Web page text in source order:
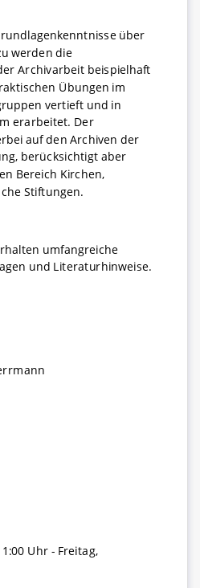
über
werden die
Archivarbeit beispielhaft
Übungen im
vertieft und in
erarbeitet. Der
auf den Archiven der
berücksichtigt aber
Bereich Kirchen,
Stiftungen.
umfangreiche
und Literaturhinweise.
Uhr - Freitag,